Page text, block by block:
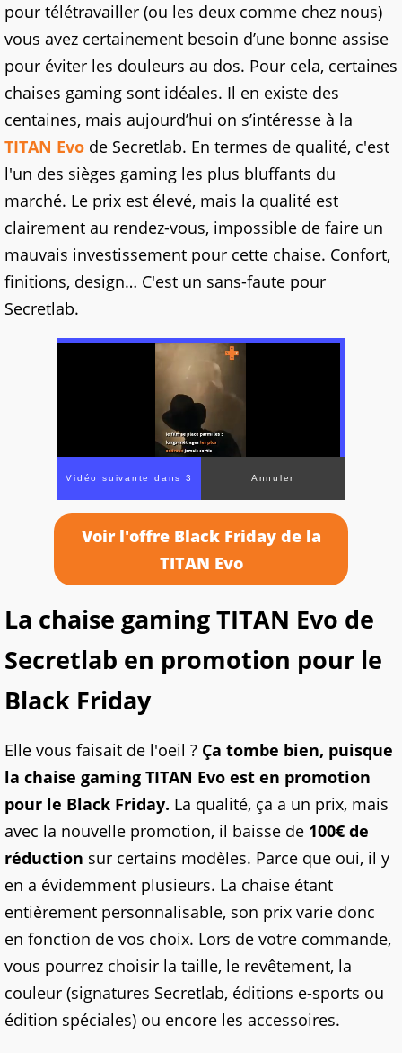
pour télétravailler (ou les deux comme chez nous)
vous avez certainement besoin d’une bonne assise
pour éviter les douleurs au dos. Pour cela, certaines
chaises gaming sont idéales. Il en existe des
centaines, mais aujourd’hui on s’intéresse à la
TITAN Evo de Secretlab. En termes de qualité, c'est
l'un des sièges gaming les plus bluffants du
marché. Le prix est élevé, mais la qualité est
clairement au rendez-vous, impossible de faire un
mauvais investissement pour cette chaise. Confort,
finitions, design… C'est un sans-faute pour
Secretlab.
Vidéo suivante dans 3 Annuler
Voir l'offre Black Friday de la
TITAN Evo
La chaise gaming TITAN Evo de
Secretlab en promotion pour le
Black Friday
Elle vous faisait de l'oeil ? Ça tombe bien, puisque
la chaise gaming TITAN Evo est en promotion
pour le Black Friday. La qualité, ça a un prix, mais
avec la nouvelle promotion, il baisse de 100€ de
réduction sur certains modèles. Parce que oui, il y
en a évidemment plusieurs. La chaise étant
entièrement personnalisable, son prix varie donc
en fonction de vos choix. Lors de votre commande,
vous pourrez choisir la taille, le revêtement, la
couleur (signatures Secretlab, éditions e-sports ou
édition spéciales) ou encore les accessoires.